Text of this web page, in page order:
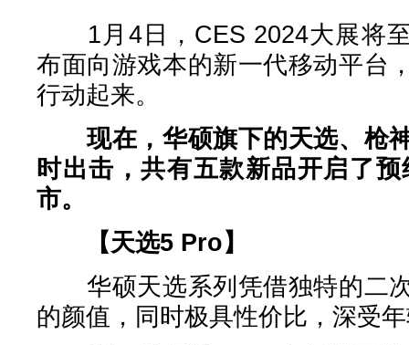
1月4日，CES 2024大展将至
布面向游戏本的新一代移动平台
行动起来。
现在，华硕旗下的天选、枪
时出击，共有五款新品开启了
市。
【天选5 Pro】
华硕天选系列凭借独特的二
的颜值，同时极具性价比，深受